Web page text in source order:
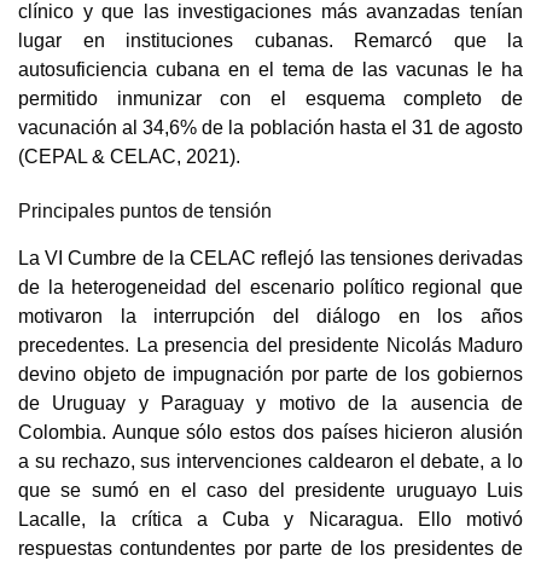
clínico y que las investigaciones más avanzadas tenían
lugar en instituciones cubanas. Remarcó que la
autosuficiencia cubana en el tema de las vacunas le ha
permitido inmunizar con el esquema completo de
vacunación al 34,6% de la población hasta el 31 de agosto
(CEPAL & CELAC, 2021).
Principales puntos de tensión
La VI Cumbre de la CELAC reflejó las tensiones derivadas
de la heterogeneidad del escenario político regional que
motivaron la interrupción del diálogo en los años
precedentes. La presencia del presidente Nicolás Maduro
devino objeto de impugnación por parte de los gobiernos
de Uruguay y Paraguay y motivo de la ausencia de
Colombia. Aunque sólo estos dos países hicieron alusión
a su rechazo, sus intervenciones caldearon el debate, a lo
que se sumó en el caso del presidente uruguayo Luis
Lacalle, la crítica a Cuba y Nicaragua. Ello motivó
respuestas contundentes por parte de los presidentes de